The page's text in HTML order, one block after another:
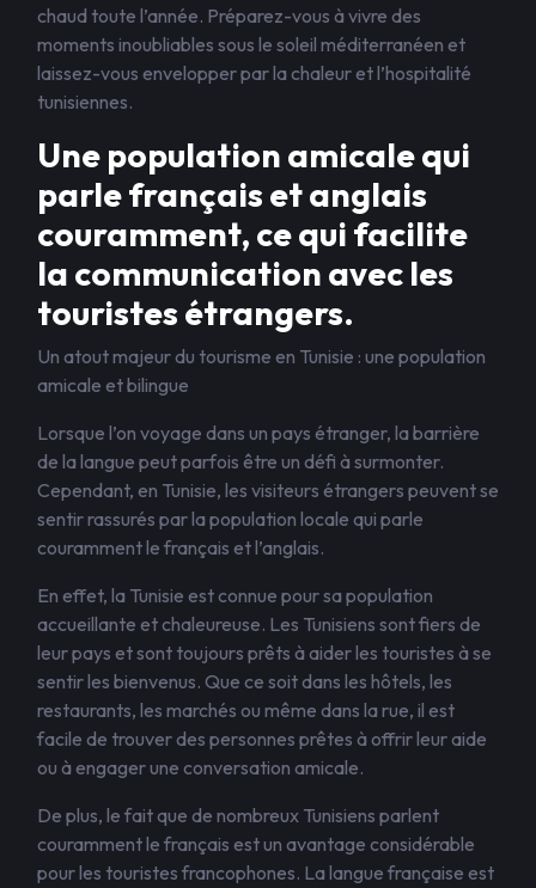
chaud toute l’année. Préparez-vous à vivre des
moments inoubliables sous le soleil méditerranéen et
laissez-vous envelopper par la chaleur et l’hospitalité
tunisiennes.
Une population amicale qui
parle français et anglais
couramment, ce qui facilite
la communication avec les
touristes étrangers.
Un atout majeur du tourisme en Tunisie : une population
amicale et bilingue
Lorsque l’on voyage dans un pays étranger, la barrière
de la langue peut parfois être un défi à surmonter.
Cependant, en Tunisie, les visiteurs étrangers peuvent se
sentir rassurés par la population locale qui parle
couramment le français et l’anglais.
En effet, la Tunisie est connue pour sa population
accueillante et chaleureuse. Les Tunisiens sont fiers de
leur pays et sont toujours prêts à aider les touristes à se
sentir les bienvenus. Que ce soit dans les hôtels, les
restaurants, les marchés ou même dans la rue, il est
facile de trouver des personnes prêtes à offrir leur aide
ou à engager une conversation amicale.
De plus, le fait que de nombreux Tunisiens parlent
couramment le français est un avantage considérable
pour les touristes francophones. La langue française est